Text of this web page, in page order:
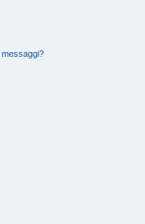
messaggi?